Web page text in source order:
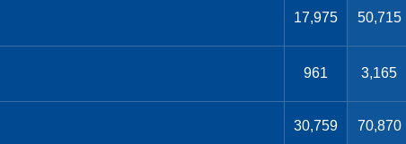
17,975 50,715
961 3,165
30,759 70,870